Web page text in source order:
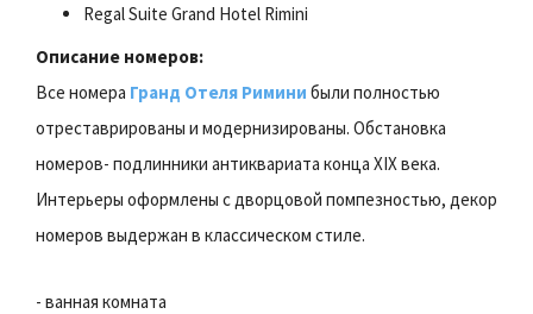
Regal Suite Grand Hotel Rimini
Описание номеров:
Все номера Гранд Отеля Римини были полностью
отреставрированы и модернизированы. Обстановка
номеров- подлинники антиквариата конца XIX века.
Интерьеры оформлены с дворцовой помпезностью, декор
номеров выдержан в классическом стиле.
- ванная комната